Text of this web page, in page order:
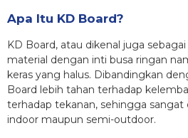
Apa Itu KD Board?
KD Board, atau dikenal juga
material dengan inti busa ringan
keras yang halus. Dibandingkan
Board lebih tahan terhadap
terhadap tekanan, sehingga sangat
indoor maupun semi-outdoor.